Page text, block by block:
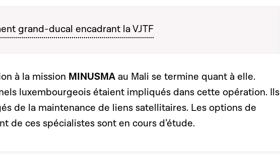
grand-ducal encadrant la VJTF
à la mission MINUSMAau Mali se termine quant à elle.
luxembourgeois étaient impliqués dans cette opération. Ils
de la maintenance de liens satellitaires. Les options de
de ces spécialistes sont en cours d’étude.